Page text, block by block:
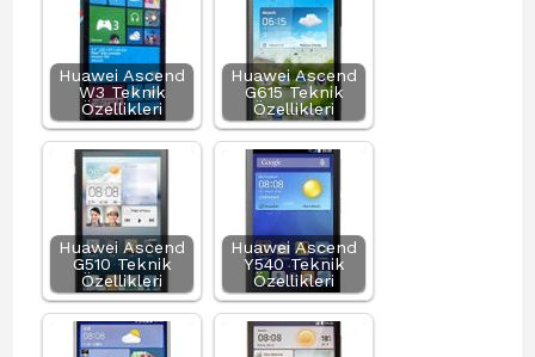
Huawei Ascend
W3 Teknik
Özellikleri
Huawei Ascend
G615 Teknik
Özellikleri
Huawei Ascend
G510 Teknik
Özellikleri
Huawei Ascend
Y540 Teknik
Özellikleri